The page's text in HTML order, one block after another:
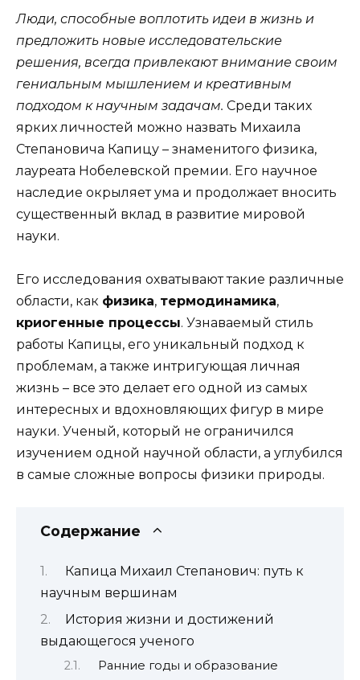
Люди, способные воплотить идеи в жизнь и
предложить новые исследовательские
решения, всегда привлекают внимание своим
гениальным мышлением и креативным
подходом к научным задачам. Среди таких
ярких личностей можно назвать Михаила
Степановича Капицу – знаменитого физика,
лауреата Нобелевской премии. Его научное
наследие окрыляет ума и продолжает вносить
существенный вклад в развитие мировой
науки.
Его исследования охватывают такие различные
области, как физика, термодинамика,
криогенные процессы. Узнаваемый стиль
работы Капицы, его уникальный подход к
проблемам, а также интригующая личная
жизнь – все это делает его одной из самых
интересных и вдохновляющих фигур в мире
науки. Ученый, который не ограничился
изучением одной научной области, а углубился
в самые сложные вопросы физики природы.
Содержание
Капица Михаил Степанович: путь к
научным вершинам
История жизни и достижений
выдающегося ученого
Ранние годы и образование